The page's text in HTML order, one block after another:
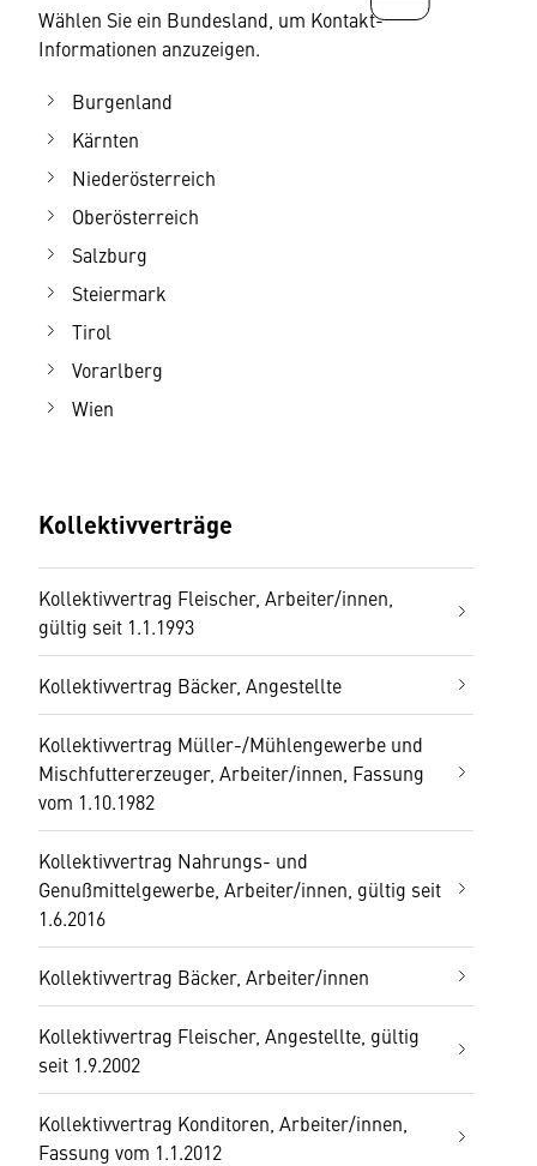
Wählen Sie ein Bundesland, um Kontakt-
Informationen anzuzeigen.
Burgenland
Kärnten
Niederösterreich
Oberösterreich
Salzburg
Steiermark
Tirol
Vorarlberg
Wien
Kollektivverträge
Kollektivvertrag Fleischer, Arbeiter/innen,
gültig seit 1.1.1993
Kollektivvertrag Bäcker, Angestellte
Kollektivvertrag Müller-/Mühlengewerbe und
Mischfuttererzeuger, Arbeiter/innen, Fassung
vom 1.10.1982
Kollektivvertrag Nahrungs- und
Genußmittelgewerbe, Arbeiter/innen, gültig seit
1.6.2016
Kollektivvertrag Bäcker, Arbeiter/innen
Kollektivvertrag Fleischer, Angestellte, gültig
seit 1.9.2002
Kollektivvertrag Konditoren, Arbeiter/innen,
Fassung vom 1.1.2012